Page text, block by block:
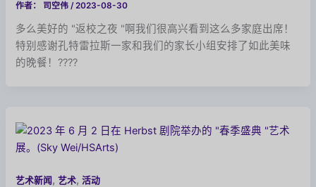
作者： 司空伟/2023-08-30
多么美好的 "返校之夜 "啊我们很高兴看到这么多家庭出席！
特别感谢孔特雷拉斯一家和我们的家长小组安排了如此美味
的晚餐！????
艺术新闻,艺术,活动